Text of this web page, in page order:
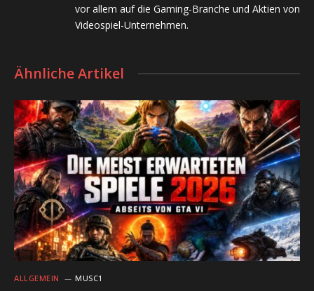
vor allem auf die Gaming-Branche und Aktien von
Videospiel-Unternehmen.
Ähnliche Artikel
ALLGEMEIN MUSC1